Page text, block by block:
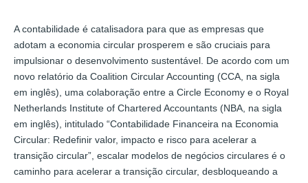
A contabilidade é catalisadora para que as empresas que
adotam a economia circular prosperem e são cruciais para
impulsionar o desenvolvimento sustentável. De acordo com um
novo relatório da Coalition Circular Accounting (CCA, na sigla
em inglês), uma colaboração entre a Circle Economy e o Royal
Netherlands Institute of Chartered Accountants (NBA, na sigla
em inglês), intitulado “Contabilidade Financeira na Economia
Circular: Redefinir valor, impacto e risco para acelerar a
transição circular”, escalar modelos de negócios circulares é o
caminho para acelerar a transição circular, desbloqueando a